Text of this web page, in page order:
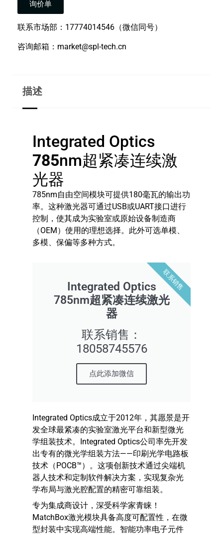
询价单
联系市场部：17774014546（微信同号）
咨询邮箱：market@spl-tech.cn
描述
Integrated Optics
785nm超紧凑连续激
光器
785nm自由空间模块可提供180毫瓦的输出功
率。这种激光器可通过USB或UART接口进行
控制，使其成为实验室或原始设备制造商
（OEM）使用的理想选择。此外可选单模、
多模、保偏等多种方式。
Integrated Optics
785nm超紧凑连续激光
器
联系销售：
18058745576
点此添加微信
联系销售
Integrated Optics成立于2012年，其愿景是开
发全球最紧凑的实验室激光平台和新型微光
学组装技术。Integrated Optics公司率先开发
出专有的微光学组装方法——印刷光学电路板
技术（POCB™）。这项创新技术通过尖端机
器人技术和定制软件解决方案，实现复杂光
学布局与激光腔配置的精密可靠组装。
专为集成商设计，深受科学家青睐！
MatchBox激光模块具备高度可配置性，在微
型封装中实现高端性能。智能功率电子元件